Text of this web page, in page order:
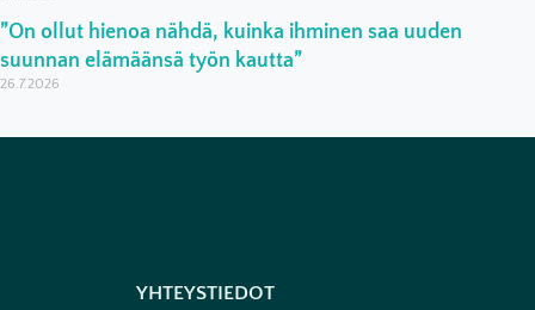
”On ollut hienoa nähdä, kuinka ihminen saa uuden
suunnan elämäänsä työn kautta”
26.7.2026
YHTEYSTIEDOT